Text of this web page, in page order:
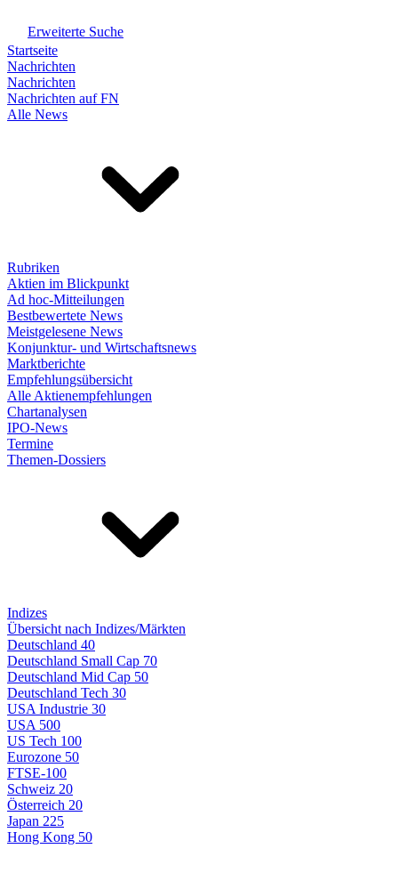
Erweiterte Suche
Startseite
Nachrichten
Nachrichten
Nachrichten auf FN
Alle News
Rubriken
Aktien im Blickpunkt
Ad hoc-Mitteilungen
Bestbewertete News
Meistgelesene News
Konjunktur- und Wirtschaftsnews
Marktberichte
Empfehlungsübersicht
Alle Aktienempfehlungen
Chartanalysen
IPO-News
Termine
Themen-Dossiers
Indizes
Übersicht nach Indizes/Märkten
Deutschland 40
Deutschland Small Cap 70
Deutschland Mid Cap 50
Deutschland Tech 30
USA Industrie 30
USA 500
US Tech 100
Eurozone 50
FTSE-100
Schweiz 20
Österreich 20
Japan 225
Hong Kong 50